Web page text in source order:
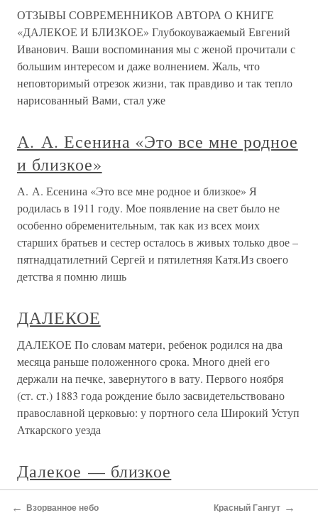
ОТЗЫВЫ СОВРЕМЕННИКОВ АВТОРА О КНИГЕ
«ДАЛЕКОЕ И БЛИЗКОЕ» Глубокоуважаемый Евгений
Иванович. Ваши воспоминания мы с женой прочитали с
большим интересом и даже волнением. Жаль, что
неповторимый отрезок жизни, так правдиво и так тепло
нарисованный Вами, стал уже
А. А. Есенина «Это все мне родное
и близкое»
А. А. Есенина «Это все мне родное и близкое» Я
родилась в 1911 году. Мое появление на свет было не
особенно обременительным, так как из всех моих
старших братьев и сестер осталось в живых только двое –
пятнадцатилетний Сергей и пятилетняя Катя.Из своего
детства я помню лишь
ДАЛЕКОЕ
ДАЛЕКОЕ По словам матери, ребенок родился на два
месяца раньше положенного срока. Много дней его
держали на печке, завернутого в вату. Первого ноября
(ст. ст.) 1883 года рождение было засвидетельствовано
православной церковью: у портного села Широкий Уступ
Аткарского уезда
Далекое — близкое
ступенькам лестниц рейхстага, между колонн, чем-то
← Взорванное небо Красный Гангут →